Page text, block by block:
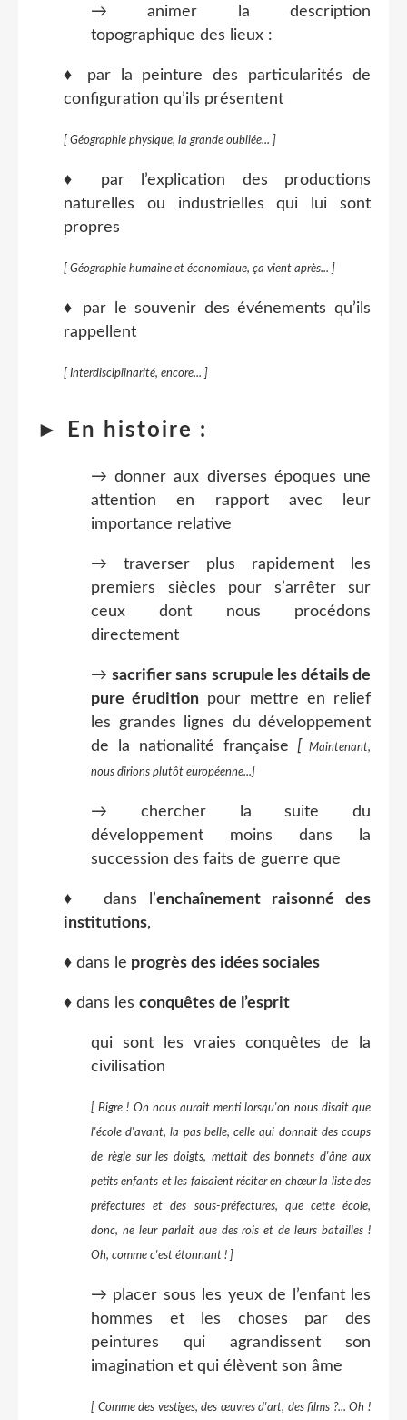
→ animer la description
topographique des lieux :
♦ par la peinture des particularités de
configuration qu’ils présentent
[ Géographie physique, la grande oubliée... ]
♦ par l’explication des productions
naturelles ou industrielles qui lui sont
propres
[ Géographie humaine et économique, ça vient après... ]
♦ par le souvenir des événements qu’ils
rappellent
[ Interdisciplinarité, encore... ]
► En histoire :
→ donner aux diverses époques une
attention en rapport avec leur
importance relative
→ traverser plus rapidement les
premiers siècles pour s’arrêter sur
ceux dont nous procédons
directement
→sacrifier sans scrupule les détails de
pure érudition pour mettre en relief
les grandes lignes du développement
de la nationalité française [ Maintenant,
nous dirions plutôt européenne...]
→ chercher la suite du
développement moins dans la
succession des faits de guerre que
♦ dans l’enchaînement raisonné des
institutions,
♦ dans le progrès des idées sociales
♦ dans les conquêtes de l’esprit
qui sont les vraies conquêtes de la
civilisation
[ Bigre ! On nous aurait menti lorsqu'on nous disait que
l'école d'avant, la pas belle, celle qui donnait des coups
de règle sur les doigts, mettait des bonnets d'âne aux
petits enfants et les faisaient réciter en chœur la liste des
préfectures et des sous-préfectures, que cette école,
donc, ne leur parlait que des rois et de leurs batailles !
Oh, comme c'est étonnant ! ]
→ placer sous les yeux de l’enfant les
hommes et les choses par des
peintures qui agrandissent son
imagination et qui élèvent son âme
[ Comme des vestiges, des œuvres d'art, des films ?... Oh !